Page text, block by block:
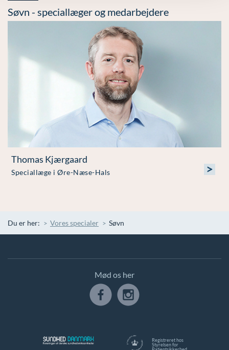
Søvn - speciallæger og medarbejdere
Thomas Kjærgaard
Speciallæge i Øre-Næse-Hals >
Du er her: Vores specialer Søvn
Registreret hos
Styrelsen for
Mød os her